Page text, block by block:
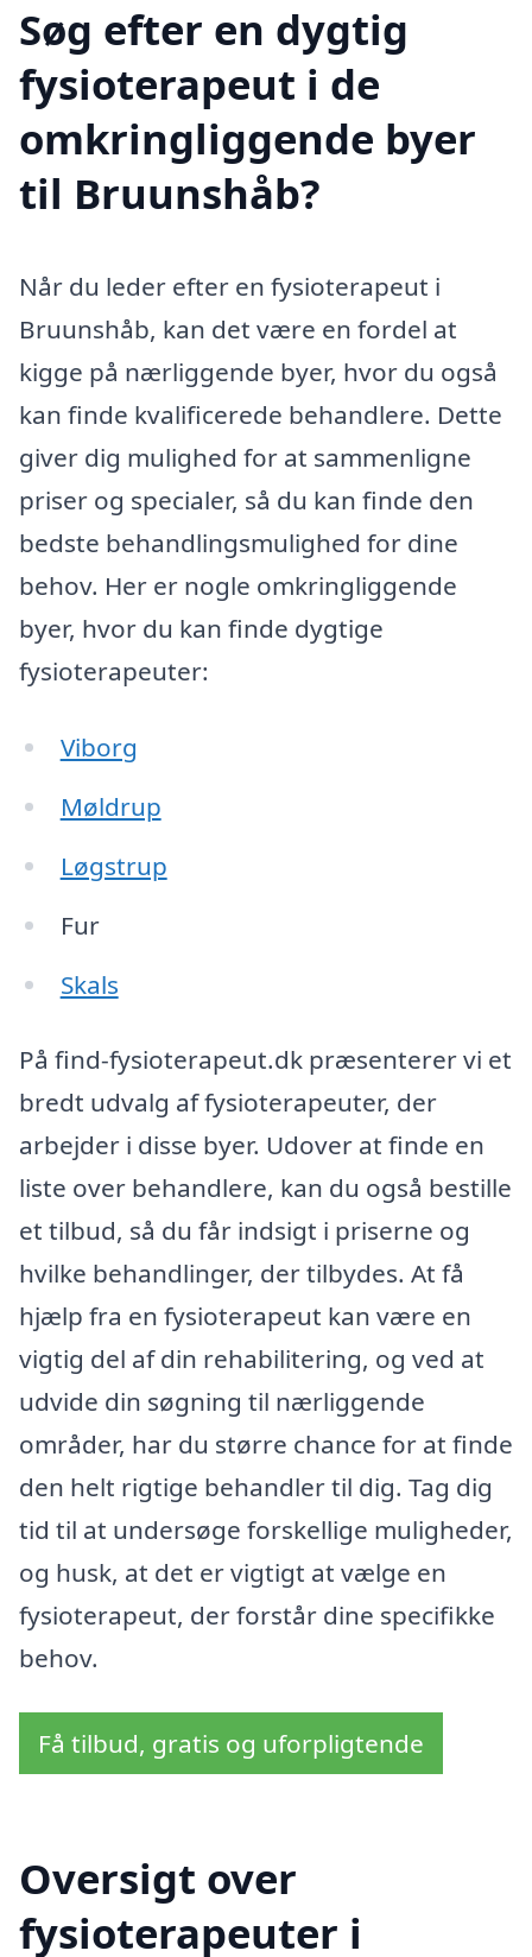
Søg efter en dygtig
fysioterapeut i de
omkringliggende byer
til Bruunshåb?
Når du leder efter en fysioterapeut i
Bruunshåb, kan det være en fordel at
kigge på nærliggende byer, hvor du også
kan finde kvalificerede behandlere. Dette
giver dig mulighed for at sammenligne
priser og specialer, så du kan finde den
bedste behandlingsmulighed for dine
behov. Her er nogle omkringliggende
byer, hvor du kan finde dygtige
fysioterapeuter:
Viborg
Møldrup
Løgstrup
Fur
Skals
På find-fysioterapeut.dk præsenterer vi et
bredt udvalg af fysioterapeuter, der
arbejder i disse byer. Udover at finde en
liste over behandlere, kan du også bestille
et tilbud, så du får indsigt i priserne og
hvilke behandlinger, der tilbydes. At få
hjælp fra en fysioterapeut kan være en
vigtig del af din rehabilitering, og ved at
udvide din søgning til nærliggende
områder, har du større chance for at finde
den helt rigtige behandler til dig. Tag dig
tid til at undersøge forskellige muligheder,
og husk, at det er vigtigt at vælge en
fysioterapeut, der forstår dine specifikke
behov.
Få tilbud, gratis og uforpligtende
Oversigt over
fysioterapeuter i